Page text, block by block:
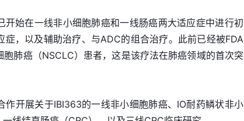
始在一线非小细胞肺癌和一线肠癌两大适应症中进行初
，以及辅助治疗、与ADC的组合治疗。此前已经被FDA
肺癌（NSCLC）患者，这是该疗法在肺癌领域的首次突
作开展关于IBI363的一线非小细胞肺癌、IO耐药鳞状非小